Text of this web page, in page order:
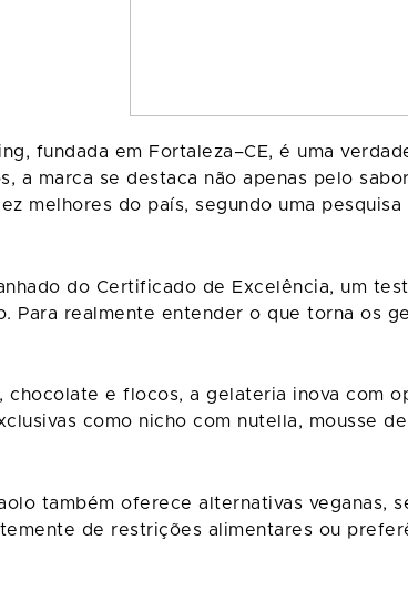
fundada em Fortaleza–CE, é uma
a marca se destaca não apenas pelo
melhores do país, segundo uma
do Certificado de Excelência, um
Para realmente entender o que torna os
chocolate e flocos, a gelateria inova com
como nicho com nutella, mousse
também oferece alternativas
de restrições alimentares ou